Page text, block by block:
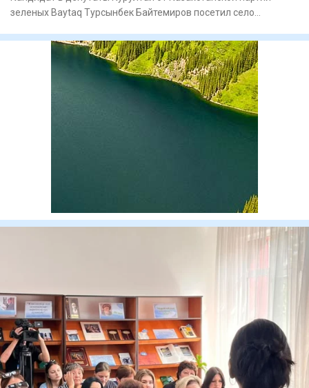
зеленых Baytaq Турсынбек Байтемиров посетил село